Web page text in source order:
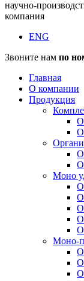
научно-
компания
ENG
Звоните нам по
Главная
О компании
Продукция
Моно
Моно-